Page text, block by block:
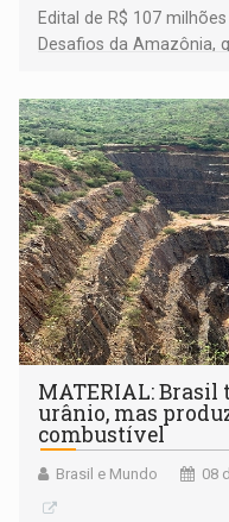
Edital de R$ 107
Desafios da Amazônia,
submissão de pré-
setembro
MATERIAL: Brasil
urânio, mas
combustível
Brasil e Mundo 08